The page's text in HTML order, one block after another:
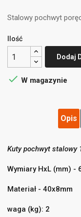
((label))
Zaloguj się
Musisz być
Stalowy pochwyt
Ilość
Dodaj
 W magazynie
Opis
Kuty pochwyt stalowy
Wymiary HxL (mm) -
Materiał - 40x8mm
waga (kg): 2